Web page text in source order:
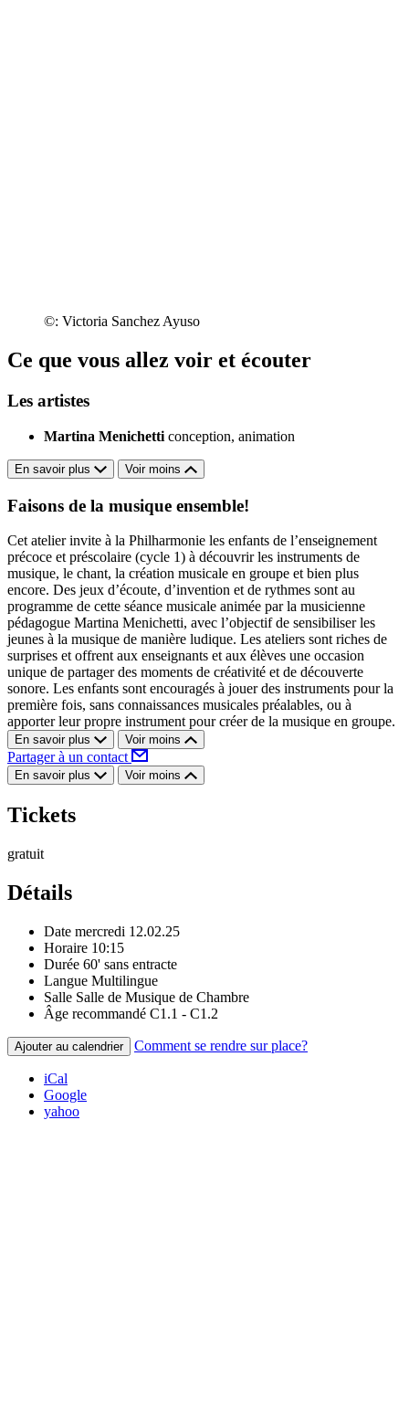
©: Victoria Sanchez Ayuso
Ce que vous allez voir et écouter
Les artistes
Martina Menichetti conception, animation
En savoir plus Voir moins
Faisons de la musique ensemble!
Cet atelier invite à la Philharmonie les enfants de l’enseignement
précoce et préscolaire (cycle 1) à découvrir les instruments de
musique, le chant, la création musicale en groupe et bien plus
encore. Des jeux d’écoute, d’invention et de rythmes sont au
programme de cette séance musicale animée par la musicienne
pédagogue Martina Menichetti, avec l’objectif de sensibiliser les
jeunes à la musique de manière ludique. Les ateliers sont riches de
surprises et offrent aux enseignants et aux élèves une occasion
unique de partager des moments de créativité et de découverte
sonore. Les enfants sont encouragés à jouer des instruments pour la
première fois, sans connaissances musicales préalables, ou à
apporter leur propre instrument pour créer de la musique en groupe.
En savoir plus Voir moins
Partager à un contact
En savoir plus Voir moins
Tickets
gratuit
Détails
Date mercredi 12.02.25
Horaire 10:15
Durée 60' sans entracte
Langue Multilingue
Salle Salle de Musique de Chambre
Âge recommandé C1.1 - C1.2
Ajouter au calendrier Comment se rendre sur place?
iCal
Google
yahoo